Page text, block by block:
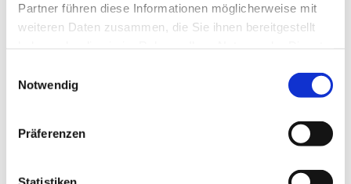
Partner führen diese Informationen möglicherweise mit
weiteren Daten zusammen, die Sie ihnen bereitgestellt
Notwendig
Präferenzen
Dies könnte Sie auch
interessieren